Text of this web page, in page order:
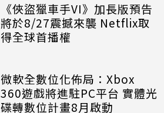
《俠盜獵車手VI》加長版預告
將於8/27震撼來襲 Netflix取
得全球首播權
微軟全數位化佈局：Xbox
360遊戲將進駐PC平台 實體光
碟轉數位計畫8月啟動